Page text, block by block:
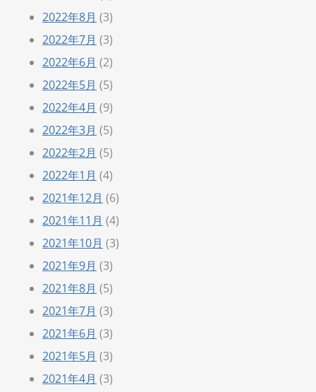
2022年8月 (3)
2022年7月 (3)
2022年6月 (2)
2022年5月 (5)
2022年4月 (9)
2022年3月 (5)
2022年2月 (5)
2022年1月 (4)
2021年12月 (6)
2021年11月 (4)
2021年10月 (3)
2021年9月 (3)
2021年8月 (5)
2021年7月 (3)
2021年6月 (3)
2021年5月 (3)
2021年4月 (3)